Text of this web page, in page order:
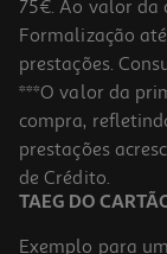
Alimento Para
15.95 €/Lt
15,95 €
75€. Ao valor da
Formalização
prestações.
***O valor da
compra,
prestações
de Crédito.
TAEG DO
Exemplo para